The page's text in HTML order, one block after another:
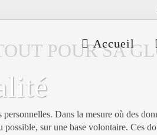
Accueil
POUR SA
Dans la mesure où des
sur une base volontaire. Ces